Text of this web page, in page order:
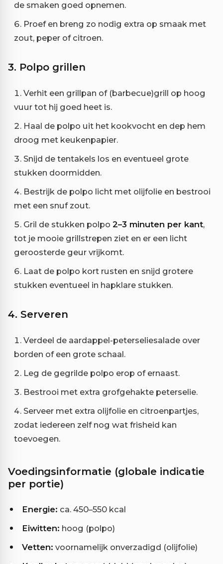
de smaken goed opnemen.
Proef en breng zo nodig extra op smaak met
zout, peper of citroen.
3. Polpo grillen
Verhit een grillpan of (barbecue)grill op hoog
vuur tot hij goed heet is.
Haal de polpo uit het kookvocht en dep hem
droog met keukenpapier.
Snijd de tentakels los en eventueel grote
stukken doormidden.
Bestrijk de polpo licht met olijfolie en bestrooi
met een snuf zout.
Gril de stukken polpo 2–3 minuten per kant,
tot je mooie grillstrepen ziet en er een licht
geroosterde geur vrijkomt.
Laat de polpo kort rusten en snijd grotere
stukken eventueel in hapklare stukken.
4. Serveren
Verdeel de aardappel-peterseliesalade over
borden of een grote schaal.
Leg de gegrilde polpo erop of ernaast.
Bestrooi met extra grofgehakte peterselie.
Serveer met extra olijfolie en citroenpartjes,
zodat iedereen zelf nog wat frisheid kan
toevoegen.
Voedingsinformatie (globale indicatie
per portie)
Energie: ca. 450–550 kcal
Eiwitten: hoog (polpo)
Vetten: voornamelijk onverzadigd (olijfolie)